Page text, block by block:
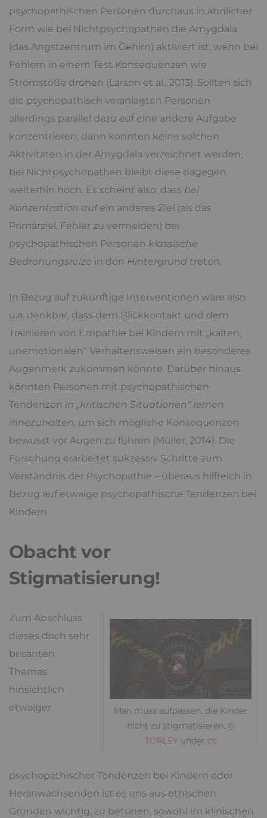
psychopathischen Personen durchaus in ähnlicher
Form wie bei Nichtpsychopathen die Amygdala
(das Angstzentrum im Gehirn) aktiviert ist, wenn bei
Fehlern in einem Test Konsequenzen wie
Stromstöße drohen (Larson et al., 2013). Sollten sich
die psychopathisch veranlagten Personen
allerdings parallel dazu auf eine andere Aufgabe
konzentrieren, dann konnten keine solchen
Aktivitäten in der Amygdala verzeichnet werden,
bei Nichtpsychopathen bleibt diese dagegen
weiterhin hoch. Es scheint also, dass bei
Konzentration aufein anderes Ziel (als das
Primärziel, Fehler zu vermeiden) bei
psychopathischen Personen klassische
Bedrohungsreize in den Hintergrund treten.
In Bezug auf zukünftige Interventionen wäre also
u.a. denkbar, dass dem Blickkontakt und dem
Trainieren von Empathie bei Kindern mit „kalten,
unemotionalen“ Verhaltensweisen ein besonderes
Augenmerk zukommen könnte. Darüber hinaus
könnten Personen mit psychopathischen
Tendenzen in „kritischen Situationen“ lernen
innezuhalten, um sich mögliche Konsequenzen
bewusst vor Augen zu führen (Müller, 2014). Die
Forschung erarbeitet sukzessiv Schritte zum
Verständnis der Psychopathie – überaus hilfreich in
Bezug auf etwaige psychopathische Tendenzen bei
Kindern.
Obacht vor
Stigmatisierung!
Man muss aufpassen, die Kinder
nicht zu stigmatisieren. ©
TORLEYunder cc
Zum Abschluss
dieses doch sehr
brisanten
Themas
hinsichtlich
etwaiger
psychopathischer Tendenzen bei Kindern oder
Heranwachsenden ist es uns aus ethischen
Gründen wichtig, zu betonen, sowohl im klinischen